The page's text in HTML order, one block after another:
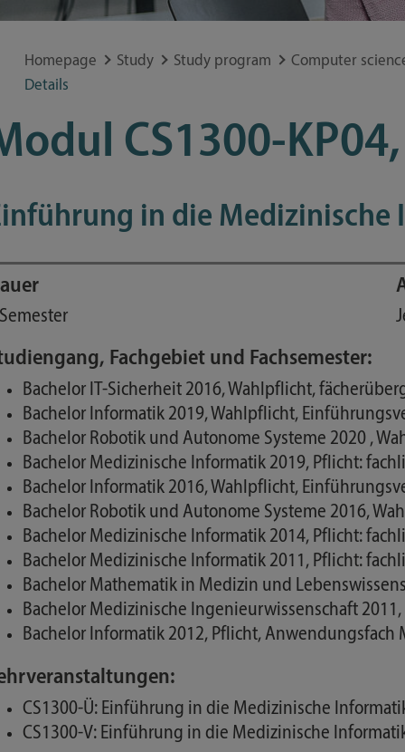
Special application concerns
Frequently asked questions
Homepage Study Study program Computer
Details
CS1300-
in die Medizinische
Fachgebiet und Fachsemester:
Bachelor IT-Sicherheit 2016, Wahlpflicht,
Bachelor Informatik 2019, Wahlpflicht,
Bachelor Robotik und Autonome Systeme 2020 ,
Bachelor Medizinische Informatik 2019, Pflicht:
Bachelor Informatik 2016, Wahlpflicht,
Bachelor Robotik und Autonome Systeme 2016,
Bachelor Medizinische Informatik 2014, Pflicht:
Bachelor Medizinische Informatik 2011, Pflicht:
Bachelor Mathematik in Medizin und
Bachelor Medizinische Ingenieurwissenschaft
Bachelor Informatik 2012, Pflicht, Anwendungsfach
CS1300-Ü: Einführung in die Medizinische
CS1300-V: Einführung in die Medizinische